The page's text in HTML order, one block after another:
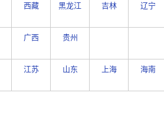
西藏 黑龙江 吉林 辽宁
广西 贵州
江苏 山东 上海 海南